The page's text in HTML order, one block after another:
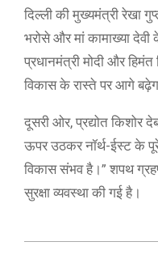
दिल्ली की मुख्यमंत्री रेखा
भरोसे और मां कामाख्या
प्रधानमंत्री मोदी और
विकास के रास्ते पर आगे
दूसरी ओर, प्रद्योत किशोर
ऊपर उठकर नॉर्थ-ईस्ट के
विकास संभव है।” शपथ
सुरक्षा व्यवस्था की गई है।